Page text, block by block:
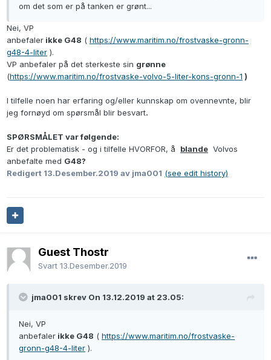
om det som er på tanken er grønt...
Nei, VP
anbefaler ikke G48 ( https://www.maritim.no/frostvaske-gronn-
g48-4-liter ).
VP anbefaler på det sterkeste sin grønne
(https://www.maritim.no/frostvaske-volvo-5-liter-kons-gronn-1 )
I tilfelle noen har erfaring og/eller kunnskap om ovennevnte, blir
jeg fornøyd om spørsmål blir besvart.
SPØRSMÅLET var følgende:
Er det problematisk - og i tilfelle HVORFOR, å blande Volvos
anbefalte med G48?
Redigert 13.Desember.2019 av jma001 (see edit history)
Guest Thostr
Svart 13.Desember.2019
jma001 skrev On 13.12.2019 at 23.05:
Nei, VP
anbefaler ikke G48 ( https://www.maritim.no/frostvaske-
gronn-g48-4-liter ).